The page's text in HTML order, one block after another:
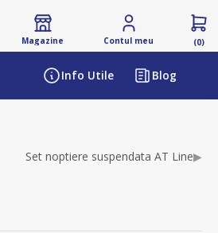
Magazine Contul meu (0)
Info Utile Blog
Set noptiere suspendata AT Line▶